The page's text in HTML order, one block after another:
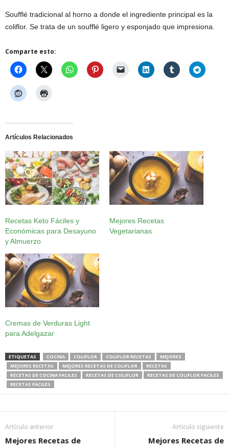
Soufflé tradicional al horno a donde el ingrediente principal es la
coliflor. Se trata de un soufflé ligero y esponjado que impresiona.
Comparte esto:
Artículos Relacionados
Recetas Keto Fáciles y
Económicas para Desayuno
y Almuerzo
Mejores Recetas
Vegetarianas
Cremas de Verduras Light
para Adelgazar
ETIQUETAS COCINA COLIFLOR COLIFLOR RECETAS
MEJORES
MEJORES RECETAS
MEJORES RECETAS DE COLIFLOR
RECETAS
RECETAS DE COCINA FACILES
RECETAS DE COLIFLOR
RECETAS DE COLIFLOR FACILES
RECETAS FACILES
Artículo anterior
Mejores Recetas de
Artículo siguiente
Mejores Recetas de